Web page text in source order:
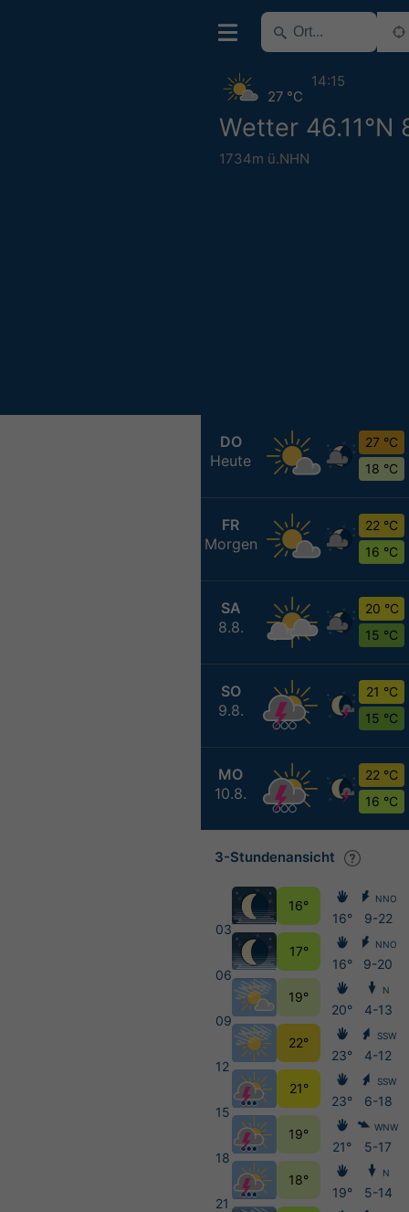
Wetter 46.11°N
1734m ü.NHN
27 °C
14:15
DO
Heute
27 °C
18 °C
FR
Morgen
22 °C
16 °C
SA
8.8.
20 °C
15 °C
SO
9.8.
21 °C
15 °C
MO
10.8.
22 °C
16 °C
3-Stundenansicht
03
06
09
12
15
18
21
16°
17°
19°
22°
21°
19°
18°
16°
16°
20°
23°
23°
21°
19°
NNO
9-22
NNO
9-20
N
4-13
SSW
4-12
SSW
6-18
WNW
5-17
N
5-14